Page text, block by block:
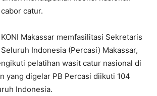
catur.
Makassar memfasilitasi Sekretaris
Indonesia (Percasi) Makassar,
pelatihan wasit catur nasional di
yang digelar PB Percasi diikuti 104
Indonesia.